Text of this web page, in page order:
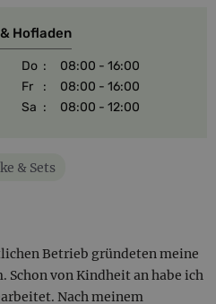
Hofladen
Do :
08:00 - 16:00
Fr
:
08:00 - 16:00
Sa : 08:00 - 12:00
& Sets
Betrieb gründeten meine
Schon von Kindheit an habe ich
Nach meinem